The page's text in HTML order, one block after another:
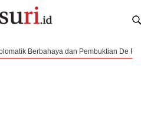
dan Pembuktian De Facto